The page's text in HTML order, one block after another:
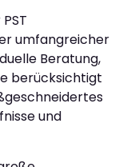
umfangreicher
Beratung,
berücksichtigt
und